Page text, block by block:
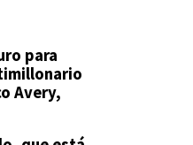
para
Avery,